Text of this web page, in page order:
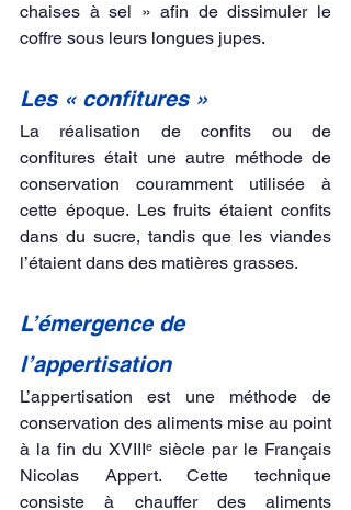
chaises à sel » afin de dissimuler le
coffre sous leurs longues jupes.
Les « confitures »
La réalisation de confits ou de
confitures était une autre méthode de
conservation couramment utilisée à
cette époque. Les fruits étaient confits
dans du sucre, tandis que les viandes
l’étaient dans des matières grasses.
L’émergence de
l’appertisation
L’appertisation est une méthode de
conservation des aliments mise au point
à la fin du XVIIIᵉ siècle par le Français
Nicolas Appert. Cette technique
consiste à chauffer des aliments